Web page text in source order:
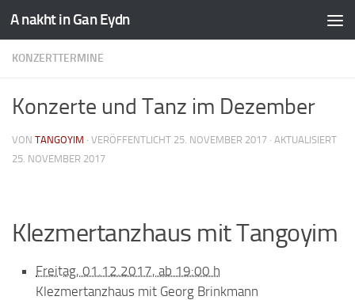
A nakht in Gan Eydn
KONZERTTERMINE
Konzerte und Tanz im Dezember
VON TANGOYIM · VERÖFFENTLICHT 25. NOVEMBER 2017 · AKTUALISIERT
25. NOVEMBER 2017
Klezmertanzhaus mit Tangoyim
Freitag, 01.12.2017, ab 19:00 h
Klezmertanzhaus mit Georg Brinkmann